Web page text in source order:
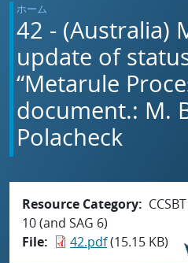
ホーム
42 - (Australia)
update of
“Metarule
document.: M.
Polacheck
Resource Category
10 (and SAG 6)
File
42.pdf(15.15 KB)